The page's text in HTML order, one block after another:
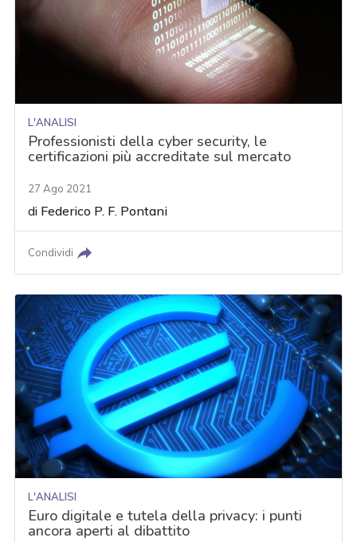
L'ANALISI
Professionisti della cyber security, le
certificazioni più accreditate sul mercato
27 Ago 2021
di Federico P. F. Pontani
Condividi
L'ANALISI
Euro digitale e tutela della privacy: i punti
ancora aperti al dibattito